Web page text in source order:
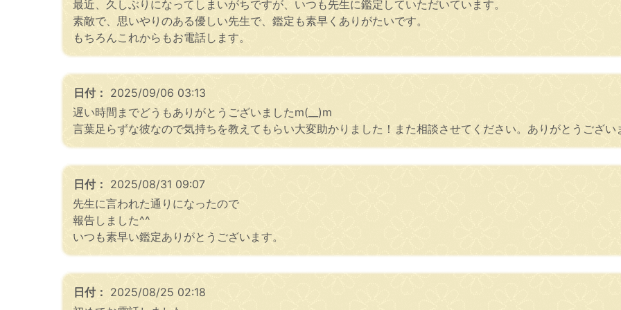
最近、久しぶりになってしまいがちですが、いつも先生に鑑定していただいています。
素敵で、思いやりのある優しい先生で、鑑定も素早くありがたいです。
もちろんこれからもお電話します。
日付： 2025/09/06 03:13
遅い時間までどうもありがとうございましたm(__)m
言葉足らずな彼なので気持ちを教えてもらい大変助かりました！また相談させてください。ありがとうござい
日付： 2025/08/31 09:07
先生に言われた通りになったので
報告しました^^
いつも素早い鑑定ありがとうございます。
日付： 2025/08/25 02:18